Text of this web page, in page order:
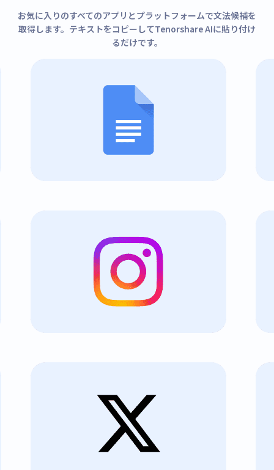
お気に入りのすべてのアプリとプラットフォームで文法候補を
取得します。テキストをコピーしてTenorshare AIに貼り付け
るだけです。